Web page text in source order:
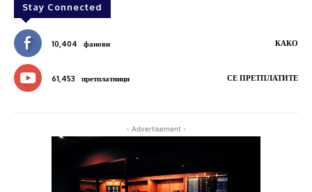
Stay Connected
10,404 фанови КАКО
61,453 претплатници СЕ ПРЕТПЛАТИТЕ
- Advertisement -